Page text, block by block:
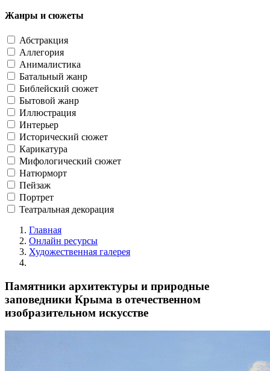
Жанры и сюжеты
Абстракция
Аллегория
Анималистика
Батальный жанр
Библейский сюжет
Бытовой жанр
Иллюстрация
Интерьер
Исторический сюжет
Карикатура
Мифологический сюжет
Натюрморт
Пейзаж
Портрет
Театральная декорация
Главная
Онлайн ресурсы
Художественная галерея
Памятники архитектуры и природные
заповедники Крыма в отечественном
изобразительном искусстве